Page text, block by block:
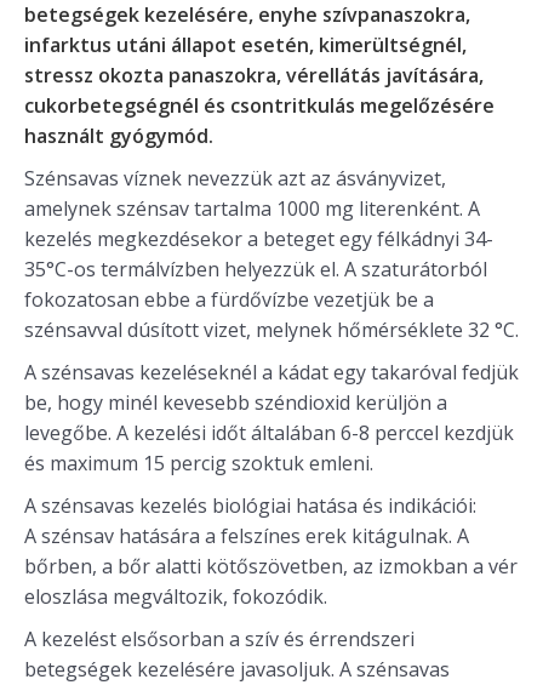
betegségek kezelésére, enyhe szívpanaszokra,
infarktus utáni állapot esetén, kimerültségnél,
stressz okozta panaszokra, vérellátás javítására,
cukorbetegségnél és csontritkulás megelőzésére
használt gyógymód.
Szénsavas víznek nevezzük azt az ásványvizet,
amelynek szénsav tartalma 1000 mg literenként. A
kezelés megkezdésekor a beteget egy félkádnyi 34-
35°C-os termálvízben helyezzük el. A szaturátorból
fokozatosan ebbe a fürdővízbe vezetjük be a
szénsavval dúsított vizet, melynek hőmérséklete 32 °C.
A szénsavas kezeléseknél a kádat egy takaróval fedjük
be, hogy minél kevesebb széndioxid kerüljön a
levegőbe. A kezelési időt általában 6-8 perccel kezdjük
és maximum 15 percig szoktuk emleni.
A szénsavas kezelés biológiai hatása és indikációi:
A szénsav hatására a felszínes erek kitágulnak. A
bőrben, a bőr alatti kötőszövetben, az izmokban a vér
eloszlása megváltozik, fokozódik.
A kezelést elsősorban a szív és érrendszeri
betegségek kezelésére javasoljuk. A szénsavas